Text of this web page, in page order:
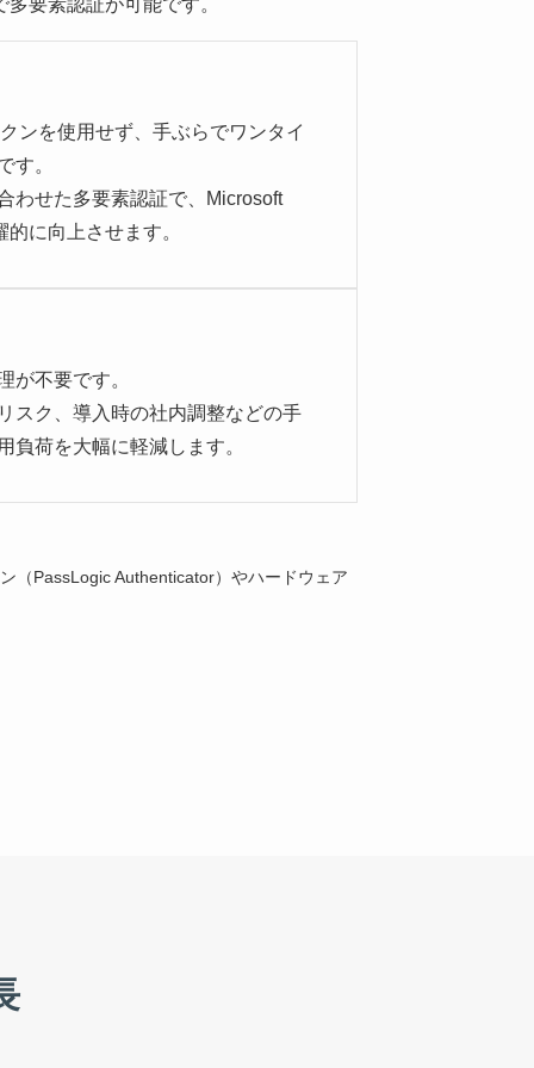
ンを使用せず、手ぶらでワンタイ
す。
わせた多要素認証で、Microsoft
に向上させます。
が不要です。
スク、導入時の社内調整などの手
負荷を大幅に軽減します。
（PassLogic Authenticator）やハードウェア